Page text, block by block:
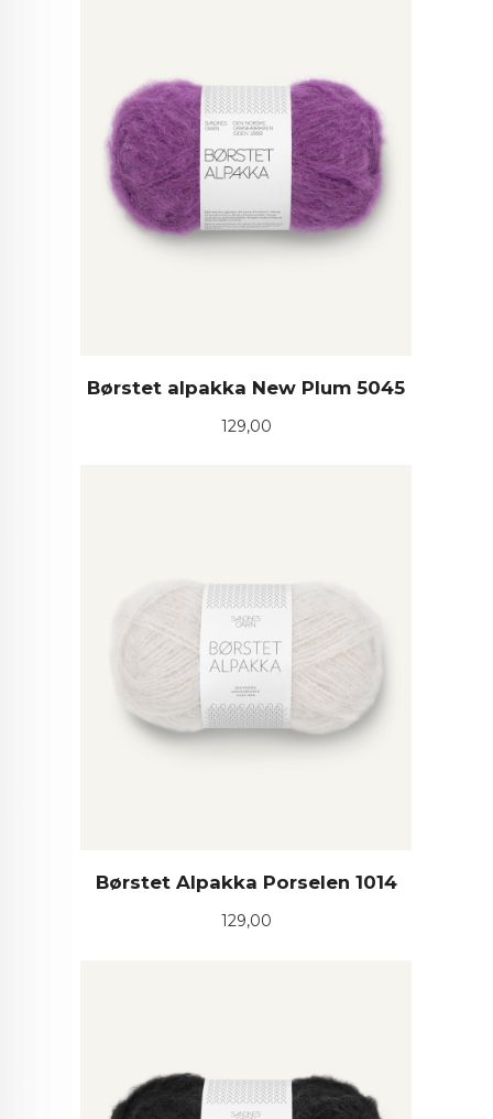
Børstet alpakka New Plum 5045
Pris
129,00
Børstet Alpakka Porselen 1014
Pris
129,00